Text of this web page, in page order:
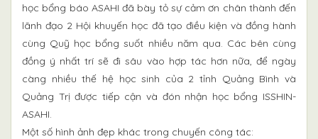
học bổng báo ASAHI đã bày tỏ sự cảm ơn chân thành đến
lãnh đạo 2 Hội khuyến học đã tạo điều kiện và đồng hành
cùng Quỹ học bổng suốt nhiều năm qua. Các bên cùng
đồng ý nhất trí sẽ đi sâu vào hợp tác hơn nữa, để ngày
càng nhiều thế hệ học sinh của 2 tỉnh Quảng Bình và
Quảng Trị được tiếp cận và đón nhận học bổng ISSHIN-
ASAHI.
Một số hình ảnh đẹp khác trong chuyến công tác: